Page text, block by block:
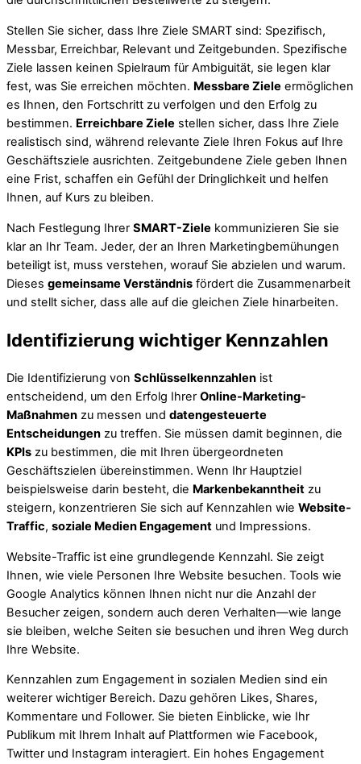
Stellen Sie sicher, dass Ihre Ziele SMART sind: Spezifisch,
Messbar, Erreichbar, Relevant und Zeitgebunden. Spezifische
Ziele lassen keinen Spielraum für Ambiguität, sie legen klar
fest, was Sie erreichen möchten. Messbare Ziele ermöglichen
es Ihnen, den Fortschritt zu verfolgen und den Erfolg zu
bestimmen. Erreichbare Ziele stellen sicher, dass Ihre Ziele
realistisch sind, während relevante Ziele Ihren Fokus auf Ihre
Geschäftsziele ausrichten. Zeitgebundene Ziele geben Ihnen
eine Frist, schaffen ein Gefühl der Dringlichkeit und helfen
Ihnen, auf Kurs zu bleiben.
Nach Festlegung Ihrer SMART-Ziele kommunizieren Sie sie
klar an Ihr Team. Jeder, der an Ihren Marketingbemühungen
beteiligt ist, muss verstehen, worauf Sie abzielen und warum.
Dieses gemeinsame Verständnis fördert die Zusammenarbeit
und stellt sicher, dass alle auf die gleichen Ziele hinarbeiten.
Identifizierung wichtiger Kennzahlen
Die Identifizierung von Schlüsselkennzahlen ist
entscheidend, um den Erfolg Ihrer Online-Marketing-
Maßnahmen zu messen und datengesteuerte
Entscheidungen zu treffen. Sie müssen damit beginnen, die
KPIs zu bestimmen, die mit Ihren übergeordneten
Geschäftszielen übereinstimmen. Wenn Ihr Hauptziel
beispielsweise darin besteht, die Markenbekanntheit zu
steigern, konzentrieren Sie sich auf Kennzahlen wie Website-
Traffic, soziale Medien Engagement und Impressions.
Website-Traffic ist eine grundlegende Kennzahl. Sie zeigt
Ihnen, wie viele Personen Ihre Website besuchen. Tools wie
Google Analytics können Ihnen nicht nur die Anzahl der
Besucher zeigen, sondern auch deren Verhalten—wie lange
sie bleiben, welche Seiten sie besuchen und ihren Weg durch
Ihre Website.
Kennzahlen zum Engagement in sozialen Medien sind ein
weiterer wichtiger Bereich. Dazu gehören Likes, Shares,
Kommentare und Follower. Sie bieten Einblicke, wie Ihr
Publikum mit Ihrem Inhalt auf Plattformen wie Facebook,
Twitter und Instagram interagiert. Ein hohes Engagement